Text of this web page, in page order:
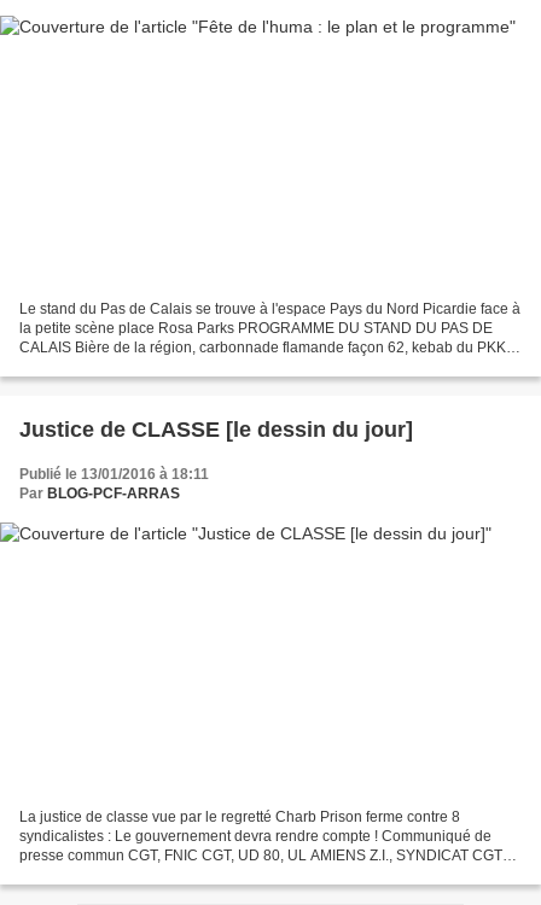
Le stand du Pas de Calais se trouve à l'espace Pays du Nord Picardie face à
la petite scène place Rosa Parks PROGRAMME DU STAND DU PAS DE
CALAIS Bière de la région, carbonnade flamande façon 62, kebab du PKK et
Justice de CLASSE [le dessin du jour]
Publié le 13/01/2016 à 18:11
Par BLOG-PCF-ARRAS
La justice de classe vue par le regretté Charb Prison ferme contre 8
syndicalistes : Le gouvernement devra rendre compte ! Communiqué de
presse commun CGT, FNIC CGT, UD 80, UL AMIENS Z.I., SYNDICAT CGT